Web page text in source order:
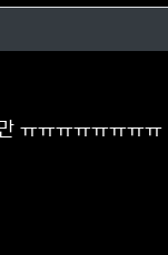
ㅠㅠㅠㅠㅠㅠㅠㅠ